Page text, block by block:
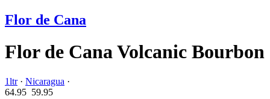
Flor de Cana
Flor de Cana Volcanic Bourbon
1ltr· Nicaragua ·
64.95 59.95